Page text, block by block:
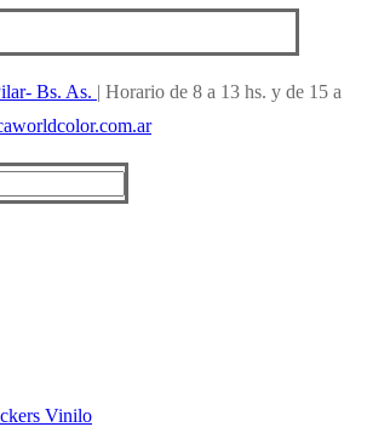
Bs. As. | Horario de 8 a 13 hs. y de 15 a
Vinilo